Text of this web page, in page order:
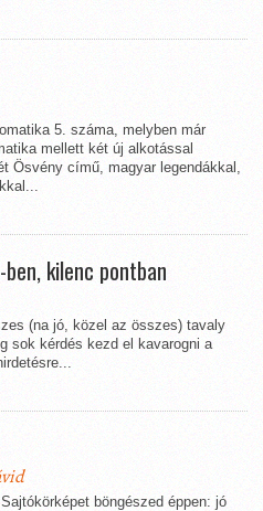
5. száma, melyben már
mellett két új alkotással
Ösvény című, magyar legendákkal,
kilenc pontban
(na jó, közel az összes) tavaly
sok kérdés kezd el kavarogni a
böngészed éppen: jó